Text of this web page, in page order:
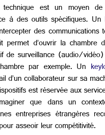
technique est un moyen
à des outils spécifiques. Un
des communications
d’ouvrir la chambre
de surveillance (audio/
par exemple. Un
d’un collaborateur sur sa
est réservée aux
que dans un
entreprises étrangères
asseoir leur compétitivité.